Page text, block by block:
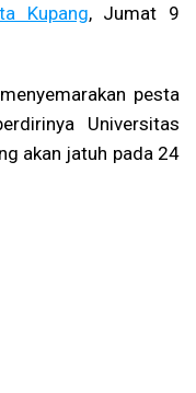
Kupang, Jumat 9
pesta
Universitas
akan jatuh pada 24